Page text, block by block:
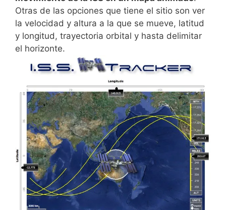
Otras de las opciones que tiene el sitio son ver
la velocidad y altura a la que se mueve, latitud
y longitud, trayectoria orbital y hasta delimitar
el horizonte.